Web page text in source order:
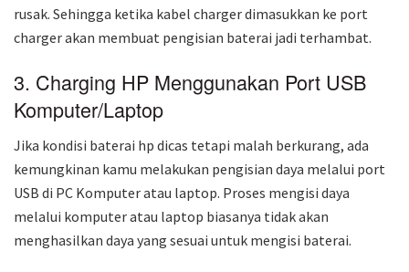
rusak. Sehingga ketika kabel charger dimasukkan ke port
charger akan membuat pengisian baterai jadi terhambat.
3. Charging HP Menggunakan Port USB
Komputer/Laptop
Jika kondisi baterai hp dicas tetapi malah berkurang, ada
kemungkinan kamu melakukan pengisian daya melalui port
USB di PC Komputer atau laptop. Proses mengisi daya
melalui komputer atau laptop biasanya tidak akan
menghasilkan daya yang sesuai untuk mengisi baterai.